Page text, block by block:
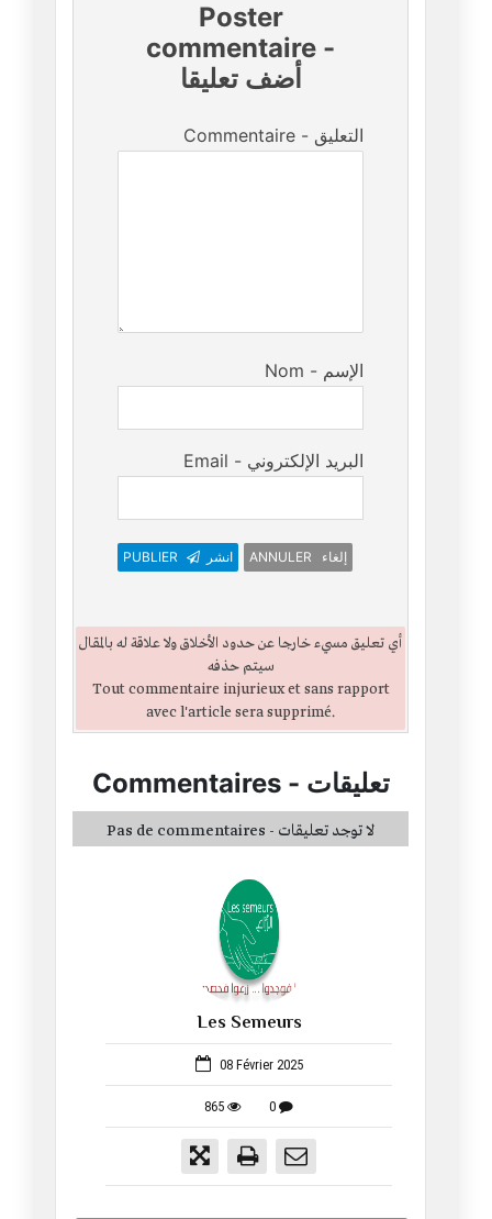
Les Semeurs
08 Février 2025
865 0
Poster
commentaire -
أضف تعليقا
Commentaire - التعليق
Nom - الإسم
Email - البريد الإلكتروني
PUBLIER انشر ANNULER إلغاء
أي تعليق مسيء خارجا عن حدود الأخلاق ولا علاقة له بالمقال
سيتم حذفه
Tout commentaire injurieux et sans rapport
avec l'article sera supprimé.
Commentaires- تعليقات
Pas de commentaires - لا توجد تعليقات